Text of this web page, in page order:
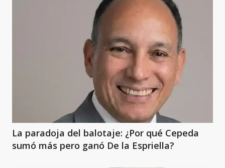
La paradoja del balotaje: ¿Por qué Cepeda
sumó más pero ganó De la Espriella?